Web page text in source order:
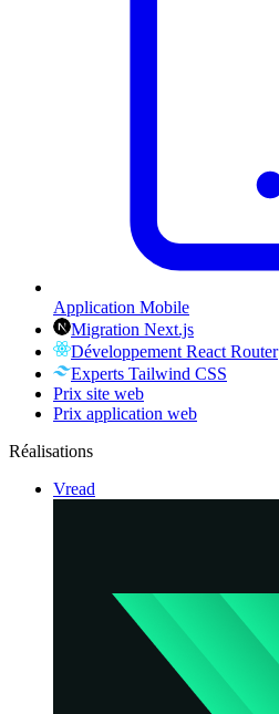
Application Mobile
Migration Next.js
Développement React Router
Experts Tailwind CSS
Prix site web
Prix application web
Réalisations
Vread